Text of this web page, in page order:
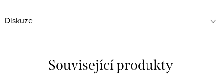
Diskuze
Související produkty